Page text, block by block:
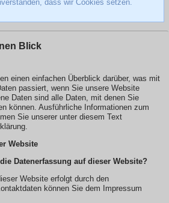
dass wir Cookies setzen.
Blick
einen einfachen Überblick darüber, was mit
passiert, wenn Sie unsere Website
Daten sind alle Daten, mit denen Sie
können. Ausführliche Informationen zum
Sie unserer unter diesem Text
Website
Datenerfassung auf dieser Website?
Website erfolgt durch den
können Sie dem Impressum